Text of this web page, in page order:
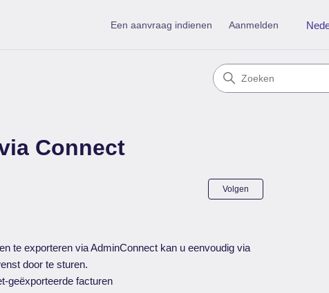
Een aanvraag indienen Aanmelden
Connect
Volgen
te exporteren via AdminConnect kan u eenvoudig via
door te sturen.
geëxporteerde facturen